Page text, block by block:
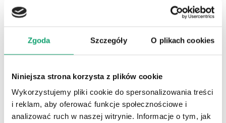
Zgoda Szczegóły O plikach cookies
Niniejsza strona korzysta z plików cookie
Wykorzystujemy pliki cookie do spersonalizowania treści
i reklam, aby oferować funkcje społecznościowe i
analizować ruch w naszej witrynie. Informacje o tym, jak
przy łowieniu uklei?
najlepsze efekty daje cienka żyłka (0,08–0,12 mm) i lekki
spławik.
więc stosowanie zbyt dużych robaków może skutkować
brakiem brań.
Niedokładne nęcenie –ukleja dobrze reaguje na
systematyczne nęcenie drobnymi porcjami zanęty, warto